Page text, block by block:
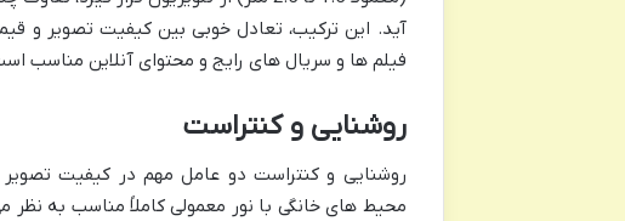
آید. این ترکیب، تعادل خوبی بین کیفیت تصویر و
فیلم ها و سریال های رایج و محتوای آنلاین مناسب
روشنایی و کنتراست
محیط های خانگی با نور معمولی کاملاً مناسب به